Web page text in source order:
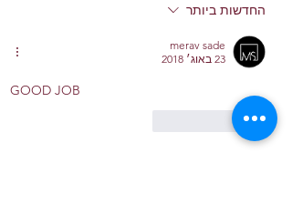
החדשות ביותר
merav sade
23 באוג׳ 2018
GOOD JOB
לייק